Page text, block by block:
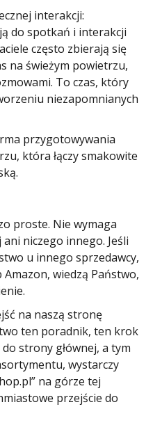
interakcji:
do spotkań i interakcji
często zbierają się
na świeżym powietrzu,
To czas, który
niezapomnianych
przygotowywania
która łączy smakowite
proste. Nie wymaga
niczego innego. Jeśli
u innego sprzedawcy,
wiedzą Państwo,
na naszą stronę
ten poradnik, ten krok
strony głównej, a tym
wystarczy
na górze tej
przejście do